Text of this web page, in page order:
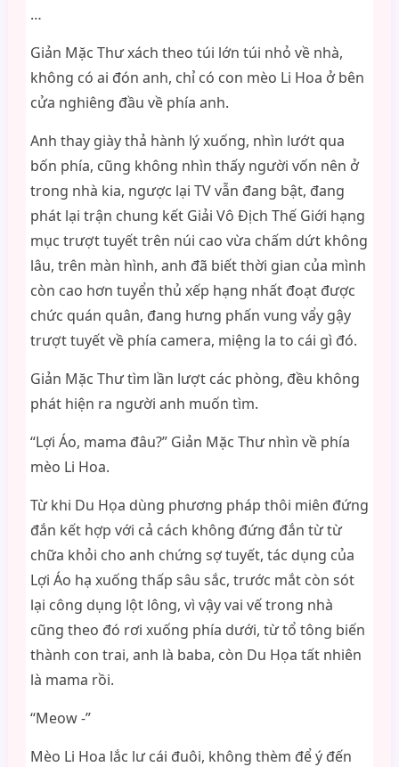
…
Giản Mặc Thư xách theo túi lớn túi nhỏ về nhà,
không có ai đón anh, chỉ có con mèo Li Hoa ở bên
cửa nghiêng đầu về phía anh.
Anh thay giày thả hành lý xuống, nhìn lướt qua
bốn phía, cũng không nhìn thấy người vốn nên ở
trong nhà kia, ngược lại TV vẫn đang bật, đang
phát lại trận chung kết Giải Vô Địch Thế Giới hạng
mục trượt tuyết trên núi cao vừa chấm dứt không
lâu, trên màn hình, anh đã biết thời gian của mình
còn cao hơn tuyển thủ xếp hạng nhất đoạt được
chức quán quân, đang hưng phấn vung vẩy gậy
trượt tuyết về phía camera, miệng la to cái gì đó.
Giản Mặc Thư tìm lần lượt các phòng, đều không
phát hiện ra người anh muốn tìm.
“Lợi Áo, mama đâu?” Giản Mặc Thư nhìn về phía
mèo Li Hoa.
Từ khi Du Họa dùng phương pháp thôi miên đứng
đắn kết hợp với cả cách không đứng đắn từ từ
chữa khỏi cho anh chứng sợ tuyết, tác dụng của
Lợi Áo hạ xuống thấp sâu sắc, trước mắt còn sót
lại công dụng lột lông, vì vậy vai vế trong nhà
cũng theo đó rơi xuống phía dưới, từ tổ tông biến
thành con trai, anh là baba, còn Du Họa tất nhiên
là mama rồi.
“Meow -”
Mèo Li Hoa lắc lư cái đuôi, không thèm để ý đến